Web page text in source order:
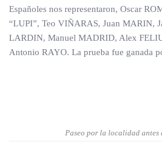
Españoles nos representaron, Oscar
“LUPI”, Teo VIÑARAS, Juan MARIN,
LARDIN, Manuel MADRID, Alex
Antonio RAYO. La prueba fue ganada
Paseo por la localidad antes